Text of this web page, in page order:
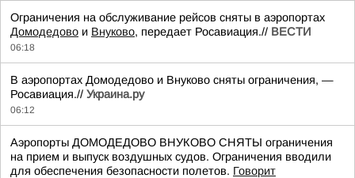
Ограничения на обслуживание рейсов сняты в аэропортах
Домодедово и Внуково, передает Росавиация.// ВЕСТИ
06:18
В аэропортах Домодедово и Внуково сняты ограничения, —
Росавиация.// Украина.ру
06:12
Аэропорты ДОМОДЕДОВО ВНУКОВО СНЯТЫ ограничения
на прием и выпуск воздушных судов. Ограничения вводили
для обеспечения безопасности полетов. Говорит